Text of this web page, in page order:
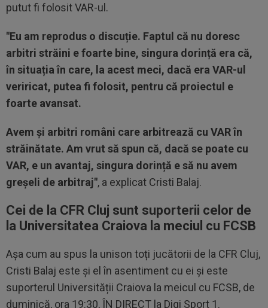
putut fi folosit VAR-ul.
"Eu am reprodus o discuție. Faptul că nu doresc
arbitri străini e foarte bine, singura dorință era că,
în situația în care, la acest meci, dacă era VAR-ul
veriricat, putea fi folosit, pentru că proiectul e
foarte avansat.
Avem și arbitri români care arbitrează cu VAR în
străinătate. Am vrut să spun că, dacă se poate cu
VAR, e un avantaj, singura dorință e să nu avem
greșeli de arbitraj", a explicat Cristi Balaj.
Cei de la CFR Cluj sunt suporterii celor de
la Universitatea Craiova la meciul cu FCSB
Așa cum au spus la unison toți jucătorii de la CFR Cluj,
Cristi Balaj este și el în asentiment cu ei și este
suporterul Universității Craiova la meicul cu FCSB, de
duminică, ora 19:30, ÎN DIRECT la Digi Sport 1.